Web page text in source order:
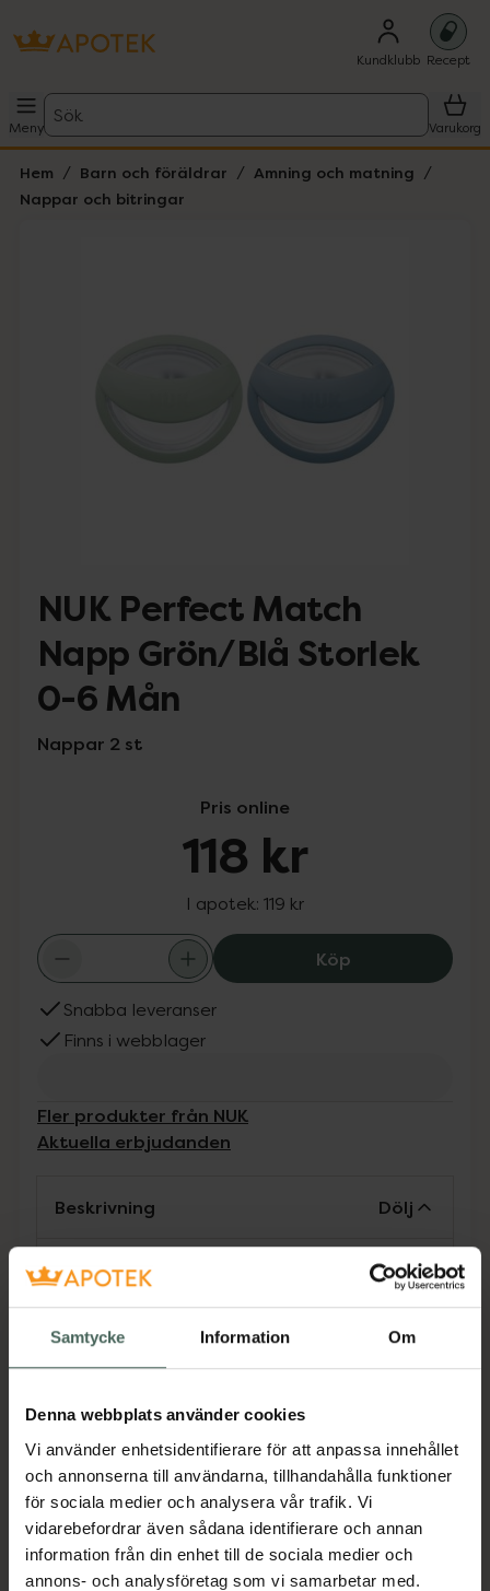
Samtycke Information Om
Denna webbplats använder cookies
Vi använder enhetsidentifierare för att anpassa innehållet
och annonserna till användarna, tillhandahålla funktioner
för sociala medier och analysera vår trafik. Vi
vidarebefordrar även sådana identifierare och annan
information från din enhet till de sociala medier och
annons- och analysföretag som vi samarbetar med.
Kundklubb Recept
Meny
Sök
Varukorg
Hem Barn och föräldrar
Amning och matning
Nappar och bitringar
NUK Perfect Match
Napp Grön/Blå Storlek
0-6 Mån
Nappar 2 st
Pris online
118 kr
I apotek: 119 kr
KöpNUK Perfect
Snabba leveranser
Finns i webblager
Fler produkter från NUK
Aktuella erbjudanden
Beskrivning Dölj
NUK Perfect Match nappar är utvecklade för
Den ortodontiska formen och det breda
läppstödet efterliknar amning och underlättar
är gjord i mjukt, hudliknande silikon. Napparna
levereras i en mikrovågssäker box som även
fungerar som steriliserings- och
förvaringslösning. Tillverkade i Tyskland, BPA-
fria och uppfyller EN1400.
04008600446927